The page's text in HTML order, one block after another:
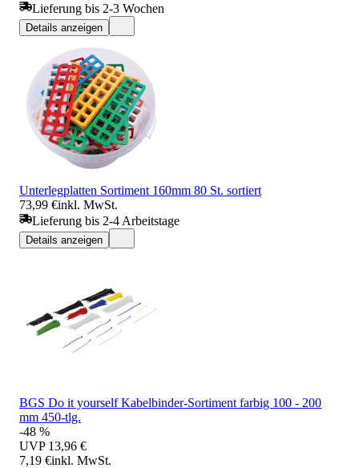
Lieferung bis 2-3 Wochen
Details anzeigen
Unterlegplatten Sortiment 160mm 80 St. sortiert
73,99 €inkl. MwSt.
Lieferung bis 2-4 Arbeitstage
Details anzeigen
BGS Do it yourself Kabelbinder-Sortiment farbig 100 - 200
mm 450-tlg.
-48 %
UVP 13,96 €
7,19 €inkl. MwSt.